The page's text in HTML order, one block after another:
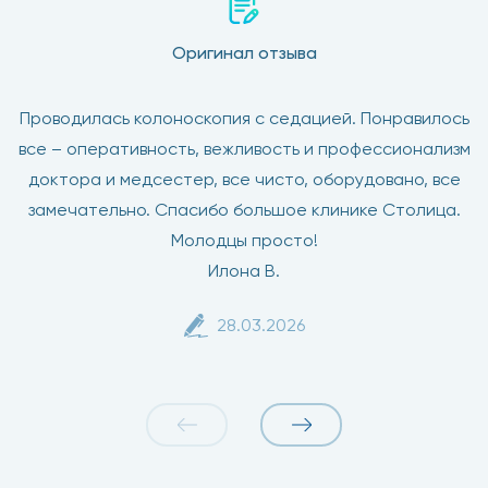
в проведении исследования.
Колоноскопия проводится строго натощак (есть
Прекратить прием антикоагулянтов и железа за 5
дней до процедуры;
Прием жизненно необходимых препаратов не
До начала приема очищающего кишечник
Оригинал отзыва
Проводилась колоноскопия с седацией. Понравилось
все – оперативность, вежливость и профессионализм
доктора и медсестер, все чисто, оборудовано, все
замечательно. Спасибо большое клинике Столица.
Молодцы просто!
Илона В.
28.03.2026